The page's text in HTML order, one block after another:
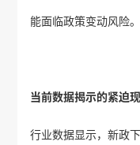
能面临政策变动风险。
当前数据揭示的紧迫
行业数据显示，新政